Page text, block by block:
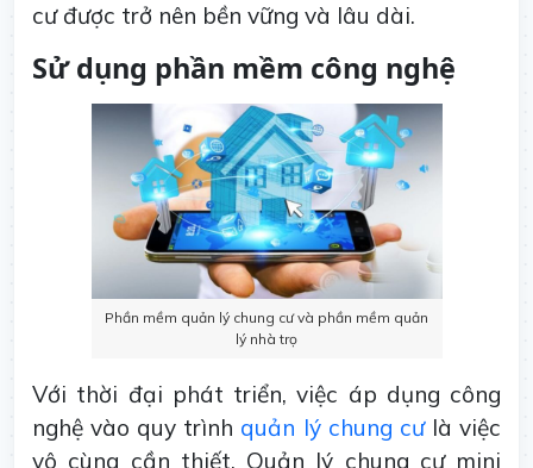
cư được trở nên bền vững và lâu dài.
Sử dụng phần mềm công nghệ
Phần mềm quản lý chung cư và phần mềm quản
lý nhà trọ
Với thời đại phát triển, việc áp dụng công
nghệ vào quy trình quản lý chung cưlà việc
vô cùng cần thiết. Quản lý chung cư mini